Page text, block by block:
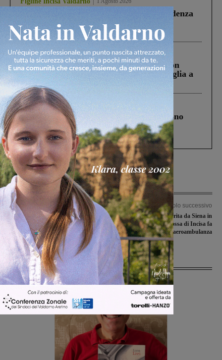
Piscina di Figline finanziata oltre la scadenza
Pnrr, il gruppo di Fratelli d’Italia: “Un
ringraziamento al Governo”
Cronaca 3 Agosto 2026
Scomparso da una struttura di Castiglion
Fiorentino l’uomo che aveva ucciso la figlia a
Levane nel 2020
Cronaca 4 Agosto 2026
Un anno fa la strage in A1 in cui morirono
Gianni, Giulia e Franco. Lo schianto, il
processo, lo stop ai sorpassi fra tir....
Articolo precedente
Sfida amichevole al “Brilli Peri” fra gli
aquilotti e il Valdarno Football Club
Articolo successivo
Paziente tedesca trasferita da Siena in
Germania, la Croce Rossa di Incisa fa
la staffetta con l’aeroambulanza
Ultime Notizie